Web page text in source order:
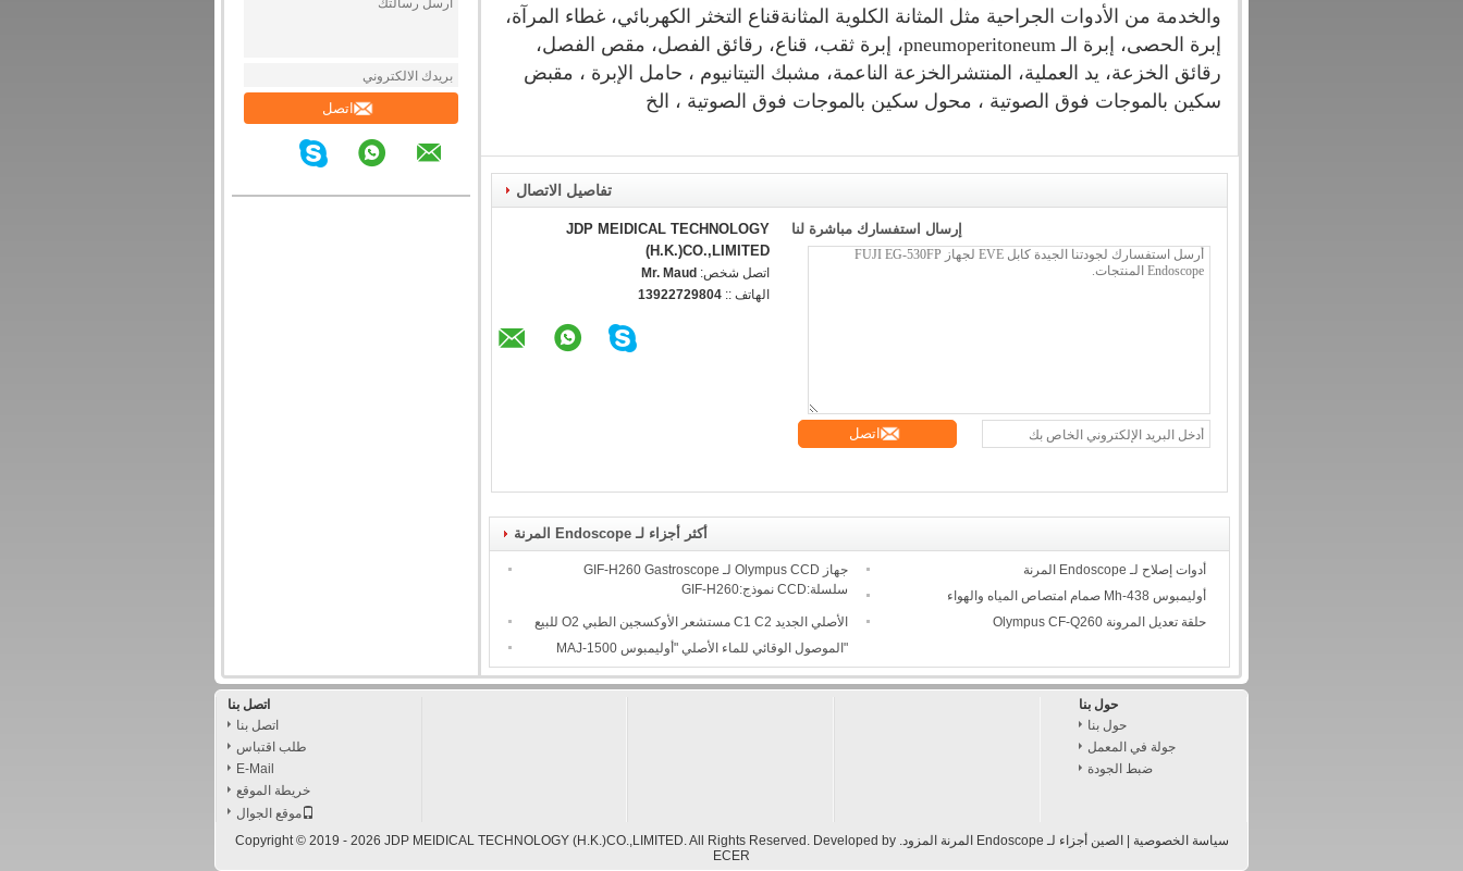
اتصل
والخدمة من الأدوات الجراحية مثل المثانة الكلوية المثانةقناع التخثر الكهربائي، غطاء المرآة،
إبرة الحصى، إبرة الـ pneumoperitoneum، إبرة ثقب، قناع، رقائق الفصل، مقص الفصل،
رقائق الخزعة، يد العملية، المنتشرالخزعة الناعمة، مشبك التيتانيوم ، حامل الإبرة ، مقبض
سكين بالموجات فوق الصوتية ، محول سكين بالموجات فوق الصوتية ، الخ
تفاصيل الاتصال
JDP MEIDICAL TECHNOLOGY
(H.K.)CO.,LIMITED
اتصل شخص: Mr. Maud
الهاتف :: 13922729804
إرسال استفسارك مباشرة لنا
اتصل
أكثر أجزاء لـ Endoscope المرنة
جهاز Olympus CCD لـ GIF-H260 Gastroscope
سلسلة:CCD نموذج:GIF-H260
أدوات إصلاح لـ Endoscope المرنة
أوليمبوس Mh-438 صمام امتصاص المياه والهواء
الأصلي الجديد C1 C2 مستشعر الأوكسجين الطبي O2 للبيع
حلقة تعديل المرونة Olympus CF-Q260
"الموصول الوقائي للماء الأصلي "أوليمبوس MAJ-1500
حول بنا
حول بنا
جولة في المعمل
ضبط الجودة
اتصل بنا
اتصل بنا
طلب اقتباس
E-Mail
خريطة الموقع
موقع الجوال
سياسة الخصوصية
الصين أجزاء لـ Endoscope المرنة المزود.
Copyright © 2019 - 2026 JDP MEIDICAL TECHNOLOGY (H.K.)CO.,LIMITED. All Rights Reserved. Developed by
ECER